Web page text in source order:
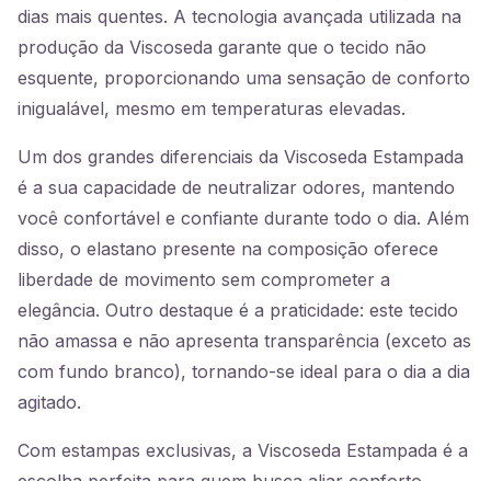
dias mais quentes. A tecnologia avançada utilizada na
produção da Viscoseda garante que o tecido não
esquente, proporcionando uma sensação de conforto
inigualável, mesmo em temperaturas elevadas.
Um dos grandes diferenciais da Viscoseda Estampada
é a sua capacidade de neutralizar odores, mantendo
você confortável e confiante durante todo o dia. Além
disso, o elastano presente na composição oferece
liberdade de movimento sem comprometer a
elegância. Outro destaque é a praticidade: este tecido
não amassa e não apresenta transparência (exceto as
com fundo branco), tornando-se ideal para o dia a dia
agitado.
Com estampas exclusivas, a Viscoseda Estampada é a